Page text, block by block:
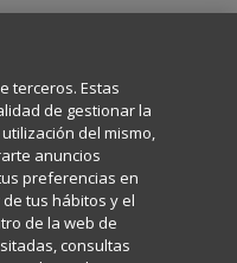
de Hostalia, dirigido por
terceros. Estas
de gestionar la
del mismo,
anuncios
preferencias en
tus hábitos y el
de la web de
consultas